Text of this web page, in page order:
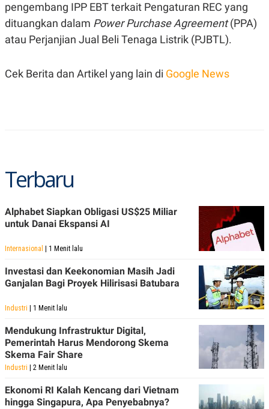
P
A
P
D
V
E
I
I
A
D
OF
USE
PEMBERITAAN
SIBER
PRIVACY
POLICY
pengembang IPP EBT terkait Pengaturan REC yang
dituangkan dalam Power Purchase Agreement(PPA)
atau Perjanjian Jual Beli Tenaga Listrik (PJBTL).
Cek Berita dan Artikel yang lain di Google News
Terbaru
Alphabet Siapkan Obligasi US$25 Miliar
untuk Danai Ekspansi AI
Internasional | 1 Menit lalu
Investasi dan Keekonomian Masih Jadi
Ganjalan Bagi Proyek Hilirisasi Batubara
Industri | 1 Menit lalu
Mendukung Infrastruktur Digital,
Pemerintah Harus Mendorong Skema
Skema Fair Share
Industri | 2 Menit lalu
Ekonomi RI Kalah Kencang dari Vietnam
hingga Singapura, Apa Penyebabnya?